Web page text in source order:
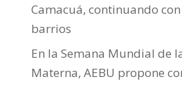
Camacuá, continuando
barrios
En la Semana Mundial de
Materna, AEBU propone